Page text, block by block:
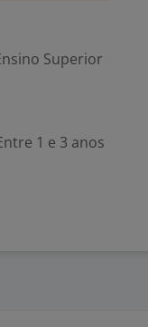
Superior
1 e 3 anos